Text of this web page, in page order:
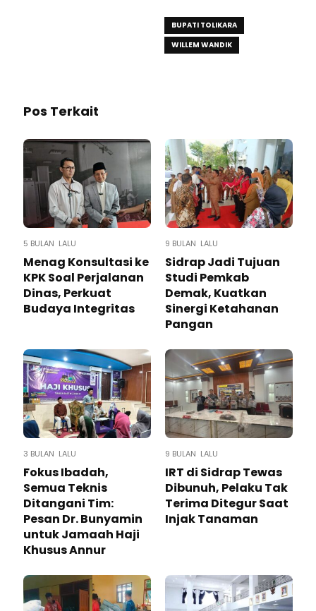
BUPATI TOLIKARA
WILLEM WANDIK
Pos Terkait
5 BULAN LALU
Menag Konsultasi ke
KPK Soal Perjalanan
Dinas, Perkuat
Budaya Integritas
9 BULAN LALU
Sidrap Jadi Tujuan
Studi Pemkab
Demak, Kuatkan
Sinergi Ketahanan
Pangan
3 BULAN LALU
Fokus Ibadah,
Semua Teknis
Ditangani Tim:
Pesan Dr. Bunyamin
untuk Jamaah Haji
Khusus Annur
9 BULAN LALU
IRT di Sidrap Tewas
Dibunuh, Pelaku Tak
Terima Ditegur Saat
Injak Tanaman